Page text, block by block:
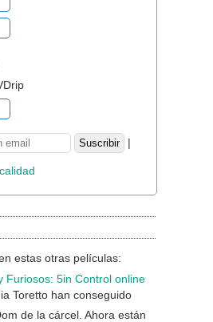
|
estas otras películas:
Furiosos: 5in Control online
Toretto han conseguido
de la cárcel. Ahora están